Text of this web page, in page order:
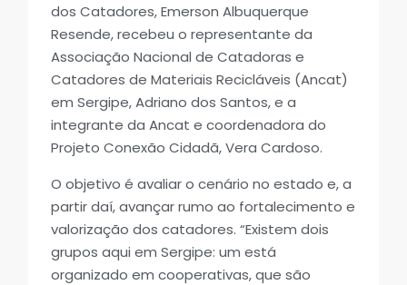
dos Catadores, Emerson Albuquerque
Resende, recebeu o representante da
Associação Nacional de Catadoras e
Catadores de Materiais Recicláveis (Ancat)
em Sergipe, Adriano dos Santos, e a
integrante da Ancat e coordenadora do
Projeto Conexão Cidadã, Vera Cardoso.
O objetivo é avaliar o cenário no estado e, a
partir daí, avançar rumo ao fortalecimento e
valorização dos catadores. “Existem dois
grupos aqui em Sergipe: um está
organizado em cooperativas, que são